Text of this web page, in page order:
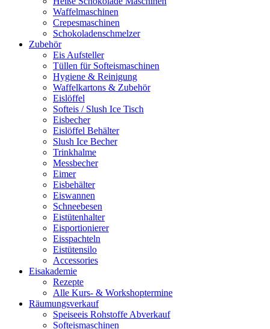
Waffelmaschinen
Crepesmaschinen
Schokoladenschmelzer
Zubehör
Eis Aufsteller
Tüllen für Softeismaschinen
Hygiene & Reinigung
Waffelkartons & Zubehör
Eislöffel
Softeis / Slush Ice Tisch
Eisbecher
Eislöffel Behälter
Slush Ice Becher
Trinkhalme
Messbecher
Eimer
Eisbehälter
Eiswannen
Schneebesen
Eistütenhalter
Eisportionierer
Eisspachteln
Eistütensilo
Accessories
Eisakademie
Rezepte
Alle Kurs- & Workshoptermine
Räumungsverkauf
Speiseeis Rohstoffe Abverkauf
Softeismaschinen